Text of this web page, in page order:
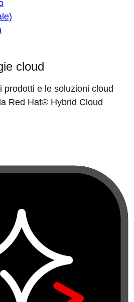
cloud
prodotti e le soluzioni cloud
Red Hat® Hybrid Cloud